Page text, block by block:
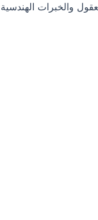
والخبرات الهندسية